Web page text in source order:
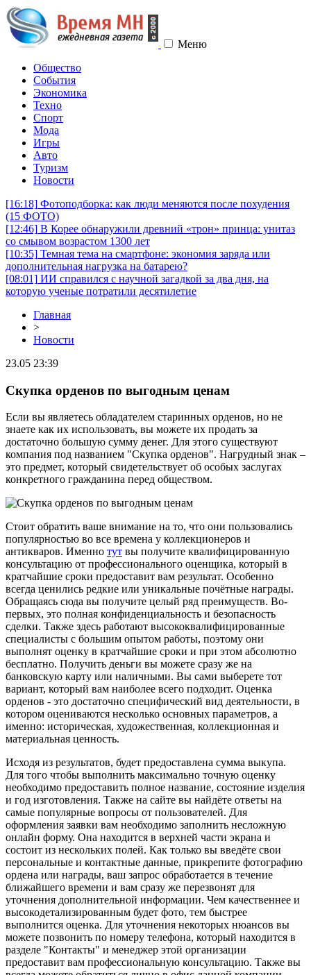
Меню
Общество
События
Экономика
Техно
Спорт
Мода
Игры
Авто
Туризм
Новости
[16:18] Фотоподборка: как люди меняются после похудения
(15 ФОТО)
[12:46] В Корее обнаружили древний «трон» принца: унитаз
со смывом возрастом 1300 лет
[10:35] Темная тема на смартфоне: экономия заряда или
дополнительная нагрузка на батарею?
[08:01] ИИ справился с научной загадкой за два дня, на
которую ученые потратили десятилетие
Главная
>
Новости
23.05 23:39
Скупка орденов по выгодным ценам
Если вы являетесь обладателем старинных орденов, но не
знаете как их использовать, вы можете их продать за
достаточно большую сумму денег. Для этого существуют
компания под названием "Скупка орденов". Нагрудный знак –
это предмет, который свидетельствует об особых заслугах
конкретного гражданина перед обществом.
Стоит обратить ваше внимание на то, что они пользовались
популярностью во все времена у коллекционеров и
антикваров. Именно тут вы получите квалифицированную
консультацию от профессионального оценщика, который в
кратчайшие сроки предоставит вам результат. Особенно
всегда ценились редкие или уникальные почётные награды.
Обращаясь сюда вы получите целый ряд преимуществ. Во-
первых, это полная конфиденциальность и безопасность
сделки. Также здесь работают высококвалифицированные
специалисты с большим опытом работы, поэтому они
выполнят оценку в кратчайшие сроки и при этом абсолютно
бесплатно. Получить деньги вы можете сразу же на
банковскую карту или наличными. Вы сами выберете тот
вариант, который вам наиболее всего подходит. Оценка
орденов - это достаточно специфический вид деятельности, в
котором оцениваются несколько основных параметров, а
именно: историческая, художественная, коллекционная и
материальная ценность.
Исходя из результатов, будет предоставлена сумма выкупа.
Для того чтобы выполнить максимально точную оценку
необходимо предоставить полное название, состояние изделия
и год изготовления. Также на сайте вы найдёте ответы на
самые популярные вопросы от пользователей. Для
оформления заявки вам необходимо заполнить несложную
онлайн форму. Она находится в верхней части экрана и
состоит из нескольких полей. Как только вы введёте свои
персональные и контактные данные, прикрепите фотографию
ордена или награды, ваш запрос обработается в течение
ближайшего времени и вам сразу же перезвонят для
уточнения дополнительной информации. Чем качественнее и
высокодетализированным будет фото, тем быстрее
выполнится оценка. Для уточнения некоторых нюансов вы
можете позвонить по номеру телефона, который находится в
разделе "Контакты" и менеджер этой организации
предоставит вам профессиональную консультацию. Также вы